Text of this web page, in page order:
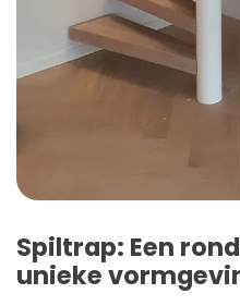
Spiltrap: Een
unieke